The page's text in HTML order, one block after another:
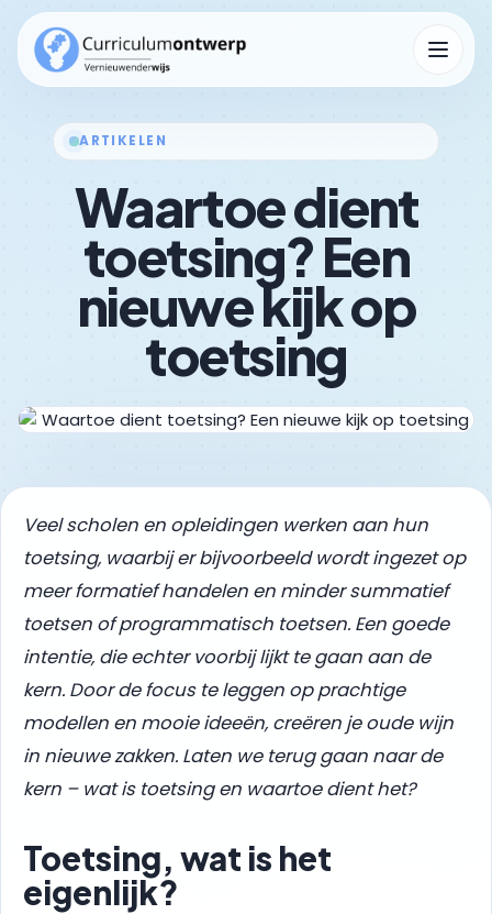
Menu
Kennisbank Submenu Kennisbank openen
ARTIKELEN
Waartoe dient
toetsing? Een
nieuwe kijk op
toetsing
Veel scholen en opleidingen werken aan hun
toetsing, waarbij er bijvoorbeeld wordt ingezet op
meer formatief handelen en minder summatief
toetsen of programmatisch toetsen. Een goede
intentie, die echter voorbij lijkt te gaan aan de
kern. Door de focus te leggen op prachtige
modellen en mooie ideeën, creëren je oude wijn
in nieuwe zakken. Laten we terug gaan naar de
kern – wat is toetsing en waartoe dient het?
Toetsing, wat is het
eigenlijk?